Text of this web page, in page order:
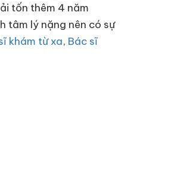
tốn thêm 4 năm
tâm lý nặng nên có sự
khám từ xa, Bác sĩ